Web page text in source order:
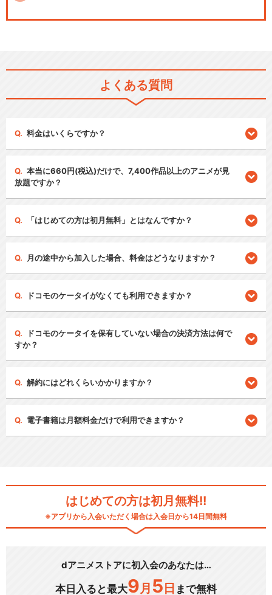
よくある質問
料金はいくらですか？
本当に660円(税込)だけで、7,400作品以上のアニメが見
放題ですか？
「はじめての方は初月無料」とはなんですか？
月の途中から加入した場合、料金はどうなりますか？
ドコモのケータイがなくても利用できますか？
ドコモのケータイを保有していない場合の決済方法は何で
すか？
解約にはどれくらいかかりますか？
電子書籍は月額料金だけで利用できますか？
はじめての方は初月無料!!
※アプリから入会いただく場合は入会日から14日間無料
dアニメストアに初入会のあなたは…
本日入ると最大9 月 5 日 まで無料